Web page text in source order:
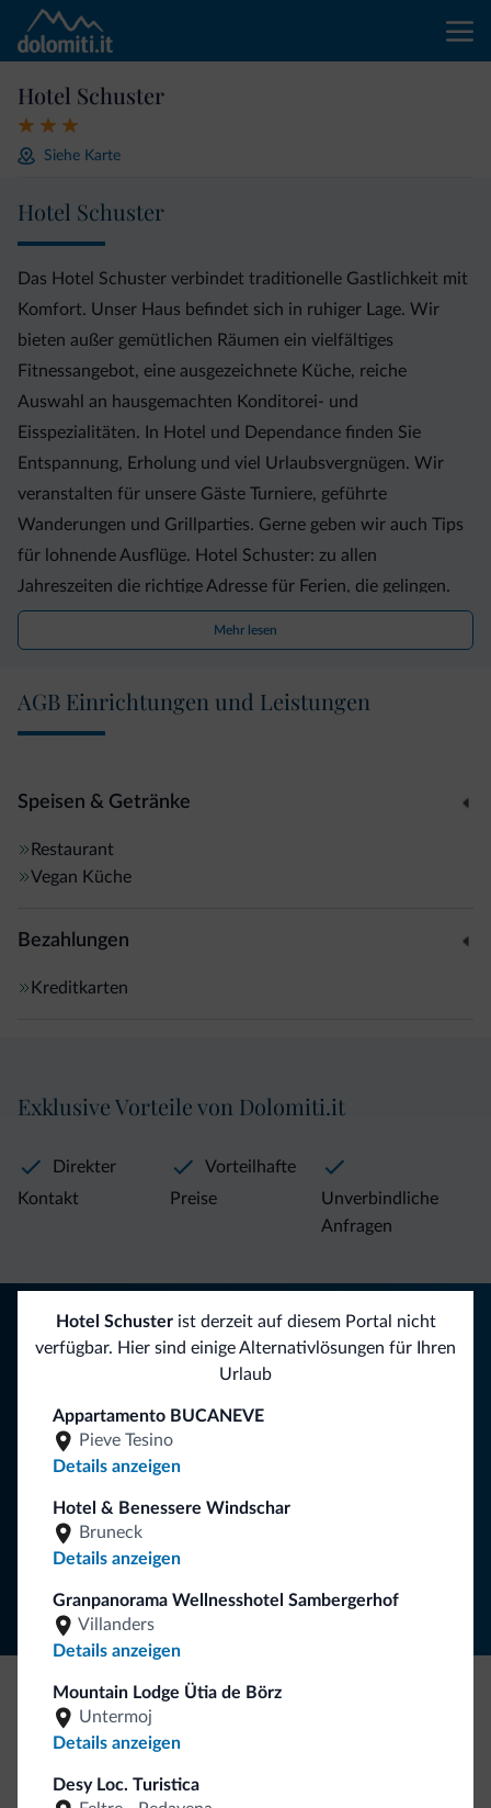
Hotel Schuster
Siehe Karte
Hotel Schuster
Das Hotel Schuster verbindet traditionelle Gastlichkeit mit
Komfort. Unser Haus befindet sich in ruhiger Lage. Wir
bieten außer gemütlichen Räumen ein vielfältiges
Fitnessangebot, eine ausgezeichnete Küche, reiche
Auswahl an hausgemachten Konditorei- und
Eisspezialitäten. In Hotel und Dependance finden Sie
Entspannung, Erholung und viel Urlaubsvergnügen. Wir
veranstalten für unsere Gäste Turniere, geführte
Wanderungen und Grillparties. Gerne geben wir auch Tips
für lohnende Ausflüge. Hotel Schuster: zu allen
Jahreszeiten die richtige Adresse für Ferien, die gelingen.
Mehr lesen
AGB Einrichtungen und Leistungen
Speisen & Getränke
Restaurant
Vegan Küche
Bezahlungen
Kreditkarten
Hotel Schusterist derzeit auf diesem Portal nicht
verfügbar. Hier sind einige Alternativlösungen für Ihren
Urlaub
Appartamento BUCANEVE
Pieve Tesino
Details anzeigen
Hotel & Benessere Windschar
Bruneck
Details anzeigen
Granpanorama Wellnesshotel Sambergerhof
Villanders
Details anzeigen
Mountain Lodge Ütia de Börz
Untermoj
Details anzeigen
Desy Loc. Turistica
Exklusive Vorteile von Dolomiti.it
Direkter
Kontakt
Vorteilhafte
Preise
Unverbindliche
Anfragen
Folgen Sie Dolomiti.it auf
Tipps aus den Dolomiten
Sie erhalten Informationen, exklusive Angebote und
NEWSLETTER ABONNIEREN
Seien Sie originell, entdecken Sie die neue
Kollektion
So viele von Ihnen haben uns gefragt. Die neue Kollektion